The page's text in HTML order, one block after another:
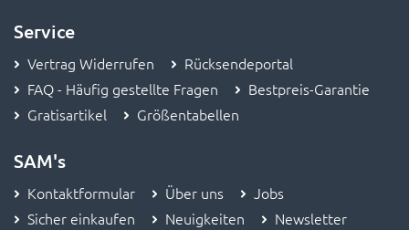
Service
Vertrag Widerrufen
Rücksendeportal
FAQ - Häufig gestellte Fragen
Bestpreis-Garantie
Gratisartikel
Größentabellen
SAM's
Kontaktformular Über uns
Jobs
Sicher einkaufen
Neuigkeiten
Newsletter